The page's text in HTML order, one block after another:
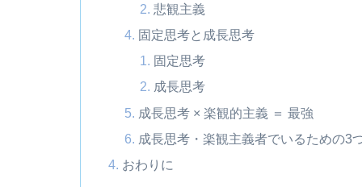
悲観主義
固定思考と成長思考
固定思考
成長思考
成長思考 × 楽観的主義 ＝ 最強
成長思考・楽観主義者でいるための3
おわりに